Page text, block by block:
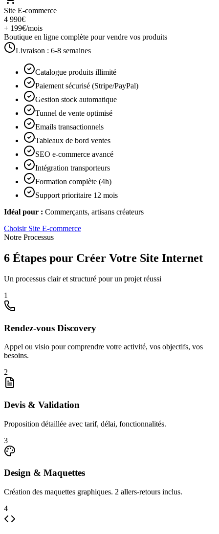
Site E-commerce
4 990€
+ 199€/mois
Boutique en ligne complète pour vendre vos produits
Livraison : 6-8 semaines
Catalogue produits illimité
Paiement sécurisé (Stripe/PayPal)
Gestion stock automatique
Tunnel de vente optimisé
Emails transactionnels
Tableaux de bord ventes
SEO e-commerce avancé
Intégration transporteurs
Formation complète (4h)
Support prioritaire 12 mois
Idéal pour : Commerçants, artisans créateurs
Choisir Site E-commerce
Notre Processus
6 Étapes pour Créer Votre Site Internet
Un processus clair et structuré pour un projet réussi
1
Rendez-vous Discovery
Appel ou visio pour comprendre votre activité, vos objectifs, vos
besoins.
2
Devis & Validation
Proposition détaillée avec tarif, délai, fonctionnalités.
3
Design & Maquettes
Création des maquettes graphiques. 2 allers-retours inclus.
4